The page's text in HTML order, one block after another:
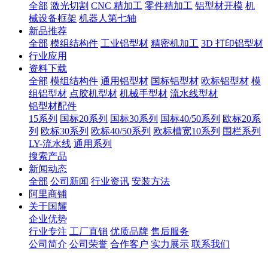
全部 激光切割 CNC 精加工 零件精加工 铝型材开模 机
械设备框架 机器人第七轴
新品推荐
全部 模组结构件 工业铝型材 精密机加工 3D 打印铝型材
行业应用
资料下载
全部 模组结构件 通用铝型材 国标铝型材 欧标铝型材 模
组铝型材 点胶机型材 机械手型材 流水线型材
铝型材配件
15系列 国标20系列 国标30系列 国标40/50系列 欧标20系
列 欧标30系列 欧标40/50系列 欧标槽宽10系列 围栏系列
LY-流水线 通用系列
搜索产品
新闻动态
全部 公司新闻 行业资讯 安装方法
阿里商铺
关于国耀
企业优势
行业专注 工厂直销 优质品牌 售后服务
公司简介 公司荣誉 合作客户 实力展示 联系我们